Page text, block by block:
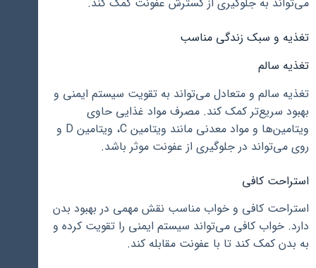
تغذیه و سبک زندگی مناسب
تغذیه سالم
تغذیه سالم و متعادل می‌تواند به تقویت سیستم ایمنی و
بهبود سریع‌تر کمک کند. مصرف مواد غذایی حاوی
ویتامین‌ها و مواد معدنی مانند ویتامین C، ویتامین D و
روی می‌تواند در جلوگیری از عفونت موثر باشد.
استراحت کافی
استراحت کافی و خواب مناسب نقش مهمی در بهبود بدن
دارد. خواب کافی می‌تواند سیستم ایمنی را تقویت کرده و
به بدن کمک کند تا با عفونت مقابله کند.